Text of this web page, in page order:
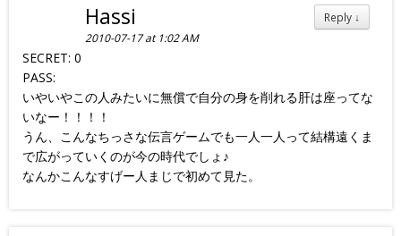
Reply ↓
Hassi
2010-07-17 at 1:02 AM
SECRET: 0
PASS:
いやいやこの人みたいに無償で自分の身を削れる肝は座ってな
いなー！！！！
うん、こんなちっさな伝言ゲームでも一人一人って結構遠くま
で広がっていくのが今の時代でしょ♪
なんかこんなすげー人まじで初めて見た。